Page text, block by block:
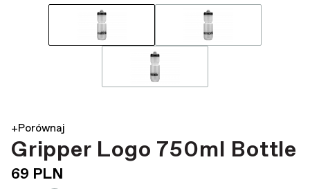
+Porównaj
Gripper Logo 750ml Bottle
69 PLN